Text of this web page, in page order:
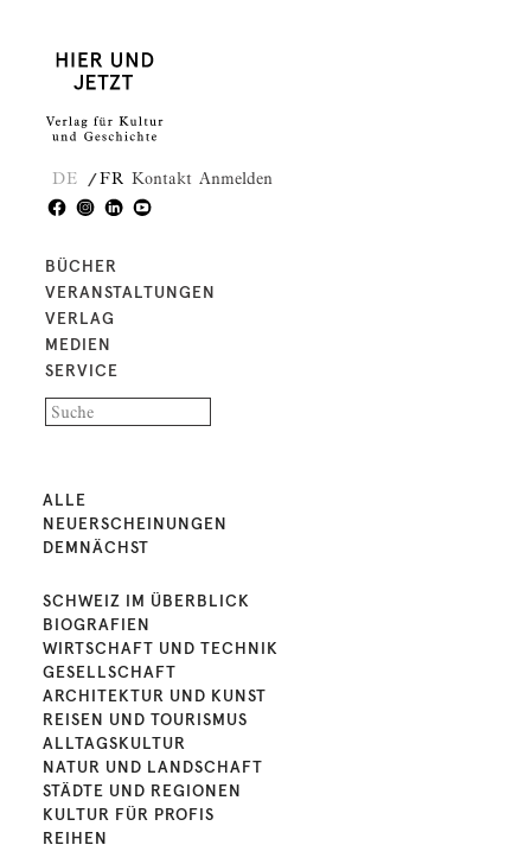
DE FR Kontakt Anmelden
BÜCHER
VERANSTALTUNGEN
VERLAG
MEDIEN
SERVICE
ALLE
NEUERSCHEINUNGEN
DEMNÄCHST
SCHWEIZ IM ÜBERBLICK
BIOGRAFIEN
WIRTSCHAFT UND TECHNIK
GESELLSCHAFT
ARCHITEKTUR UND KUNST
REISEN UND TOURISMUS
ALLTAGSKULTUR
NATUR UND LANDSCHAFT
STÄDTE UND REGIONEN
KULTUR FÜR PROFIS
REIHEN